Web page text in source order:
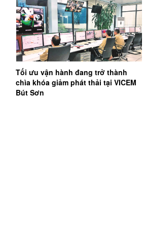
Tối ưu vận hành đang trở thành
chìa khóa giảm phát thải tại VICEM
Bút Sơn